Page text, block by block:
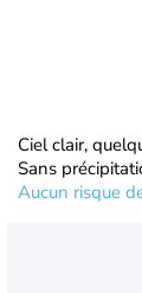
Ciel clair,
Sans
Aucun risque